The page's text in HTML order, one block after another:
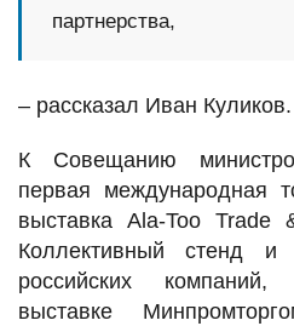
партнерства,
– рассказал Иван Куликов.
К Совещанию
первая международная
выставка Ala-Too Trade
Коллективный стенд и
российских
выставке